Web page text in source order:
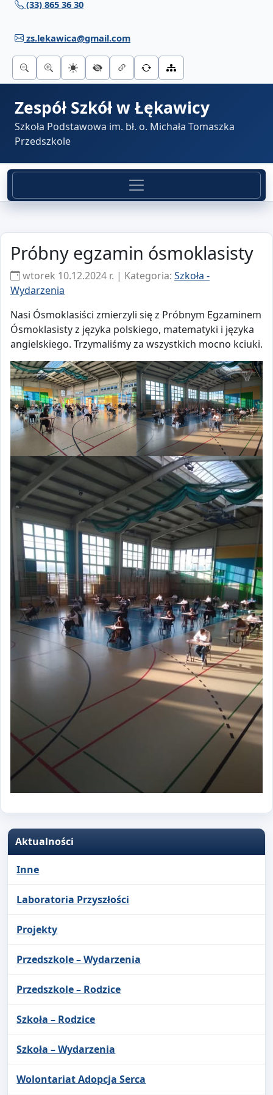
Przejdź do treści
(33) 865 36 30
zs.lekawica@gmail.com
Zespół Szkół w Łękawicy
Szkoła Podstawowa im. bł. o. Michała Tomaszka
Przedszkole
Próbny egzamin ósmoklasisty
wtorek 10.12.2024 r. | Kategoria: Szkoła -
Wydarzenia
Nasi Ósmoklasiści zmierzyli się z Próbnym Egzaminem
Ósmoklasisty z języka polskiego, matematyki i języka
angielskiego. Trzymaliśmy za wszystkich mocno kciuki.
Aktualności
Inne
Laboratoria Przyszłości
Projekty
Przedszkole – Wydarzenia
Przedszkole – Rodzice
Szkoła – Rodzice
Szkoła – Wydarzenia
Wolontariat Adopcja Serca